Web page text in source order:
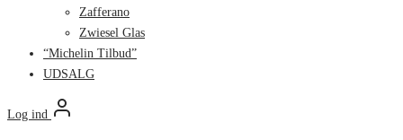
Zafferano
Zwiesel Glas
“Michelin Tilbud”
UDSALG
Log ind